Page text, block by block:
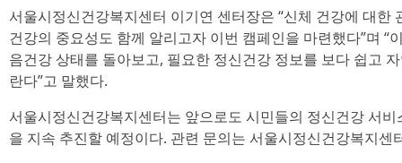
서울시정신건강복지센터 이기연 센터장은 “신체 건강에 대한
건강의 중요성도 함께 알리고자 이번 캠페인을 마련했다”며 “
음건강 상태를 돌아보고, 필요한 정신건강 정보를 보다 쉽고
란다”고 말했다.
서울시정신건강복지센터는 앞으로도 시민들의 정신건강 서
을 지속 추진할 예정이다. 관련 문의는 서울시정신건강복지센